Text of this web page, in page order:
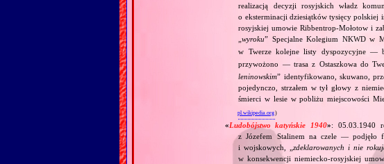
realizacją decyzji rosyjskich władz
o eksterminacji dziesiątków tysięcy
rosyjskiej umowie Ribbentrop‐Mołotow i
„wyroku” Specjalne Kolegium NKWD w
w Twerze kolejne listy dyspozycyjne —
przywożono — trasa z Ostaszkowa do
leninowskim” identyfikowano, skuwano,
pojedynczo, strzałem w tył głowy z
śmierci w lesie w pobliżu miejscowości
pl.wikipedia.org)
«Ludobójstwo katyńskie 1940»: 05.03.1940
z Józefem Stalinem na czele — podjęło
i wojskowych, „zdeklarowanych i nie
w konsekwencji niemiecko‐rosyjskiej